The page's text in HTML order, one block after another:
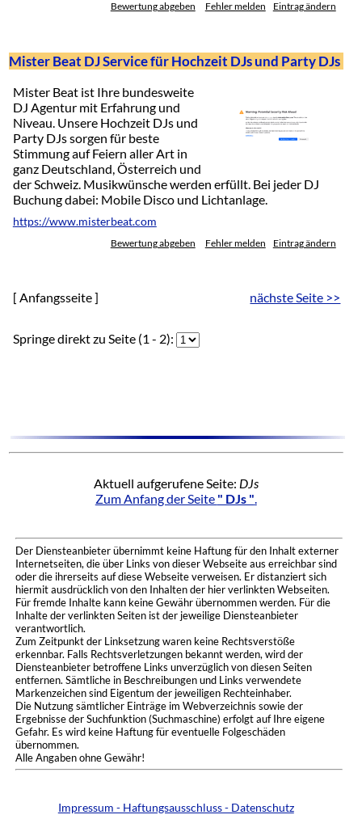
Bewertung abgeben Fehler melden Eintrag ändern
Mister Beat DJ Service für Hochzeit DJs und Party DJs
Mister Beat ist Ihre bundesweite
DJ Agentur mit Erfahrung und
Niveau. Unsere Hochzeit DJs und
Party DJs sorgen für beste
Stimmung auf Feiern aller Art in
ganz Deutschland, Österreich und
der Schweiz. Musikwünsche werden erfüllt. Bei jeder DJ
Buchung dabei: Mobile Disco und Lichtanlage.
https://www.misterbeat.com
Bewertung abgeben Fehler melden Eintrag ändern
[ Anfangsseite ] nächste Seite >>
Springe direkt zu Seite (1 - 2):
Aktuell aufgerufene Seite: DJs
Zum Anfang der Seite " DJs "
Der Diensteanbieter übernimmt keine Haftung für den Inhalt externer
Internetseiten, die über Links von dieser Webseite aus erreichbar sind
oder die ihrerseits auf diese Webseite verweisen. Er distanziert sich
hiermit ausdrücklich von den Inhalten der hier verlinkten Webseiten.
Für fremde Inhalte kann keine Gewähr übernommen werden. Für die
Inhalte der verlinkten Seiten ist der jeweilige Diensteanbieter
verantwortlich.
Zum Zeitpunkt der Linksetzung waren keine Rechtsverstöße
erkennbar. Falls Rechtsverletzungen bekannt werden, wird der
Diensteanbieter betroffene Links unverzüglich von diesen Seiten
entfernen. Sämtliche in Beschreibungen und Links verwendete
Markenzeichen sind Eigentum der jeweiligen Rechteinhaber.
Die Nutzung sämtlicher Einträge im Webverzeichnis sowie der
Ergebnisse der Suchfunktion (Suchmaschine) erfolgt auf Ihre eigene
Gefahr. Es wird keine Haftung für eventuelle Folgeschäden
übernommen.
Alle Angaben ohne Gewähr!
Impressum - Haftungsausschluss - Datenschutz